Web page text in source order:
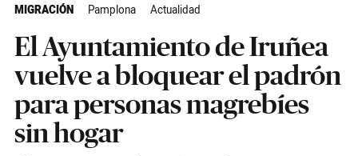
MIGRACIÓN Pamplona Actualidad
El Ayuntamiento de Iruñea
vuelve a bloquear el padrón
para personas magrebíes
sin hogar